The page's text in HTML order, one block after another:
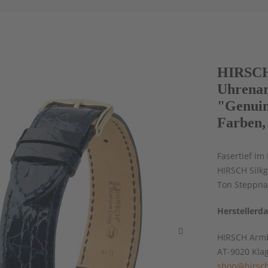
Fasertief im
HIRSCH
Ton
HIRSCH
AT-9020